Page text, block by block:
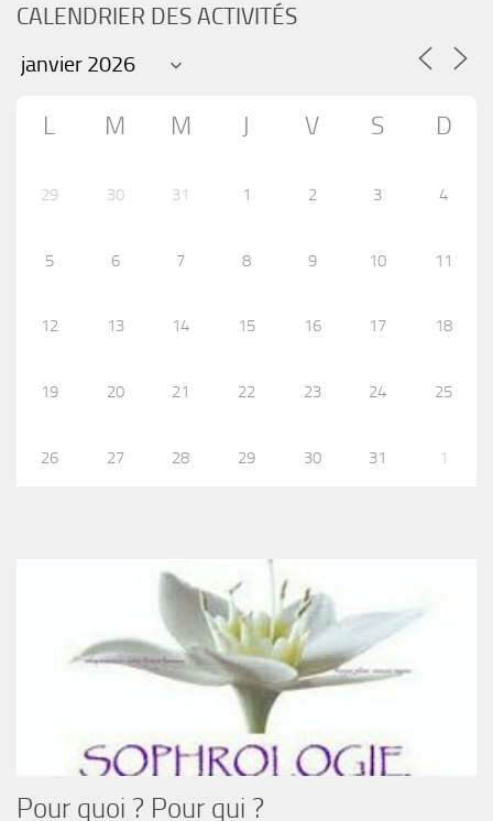
CALENDRIER DES ACTIVITÉS
L M M J V S D
29 30 31 1 2 3 4
5 6 7 8 9 10 11
12 13 14 15 16 17 18
19 20 21 22 23 24 25
26 27 28 29 30 31 1
Pour quoi ? Pour qui ?